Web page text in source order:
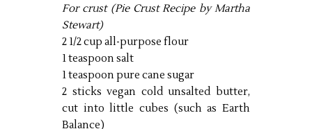
For crust (Pie Crust Recipe by Martha
Stewart)
2 1/2 cup all-purpose flour
1 teaspoon salt
1 teaspoon pure cane sugar
2 sticks vegan cold unsalted butter,
cut into little cubes (such as Earth
Balance)